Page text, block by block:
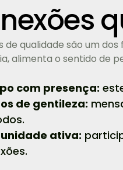
de qualidade são um
alimenta o sentido de
com presença:
de gentileza:
ativa: